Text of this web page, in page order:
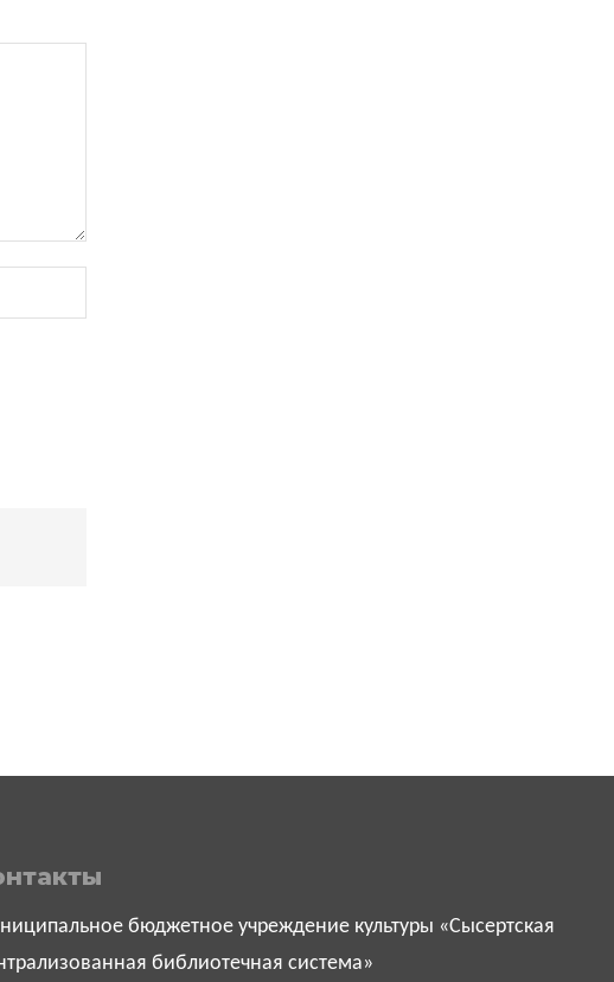
бюджетное учреждение культуры «Сысертская
библиотечная система»